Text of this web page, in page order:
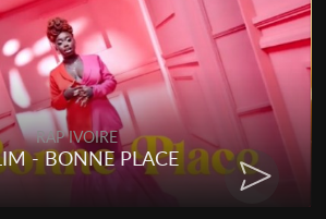
RAP IVOIRE
- BONNE PLACE